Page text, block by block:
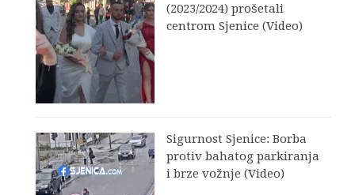
(2023/2024) prošetali
centrom Sjenice (Video)
Sigurnost Sjenice: Borba
protiv bahatog parkiranja
i brze vožnje (Video)